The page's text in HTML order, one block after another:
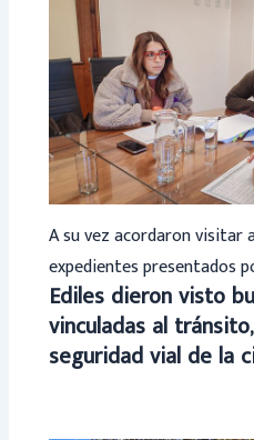
A su vez acordaron visitar
expedientes presentados
Ediles dieron visto
vinculadas al
seguridad vial de la